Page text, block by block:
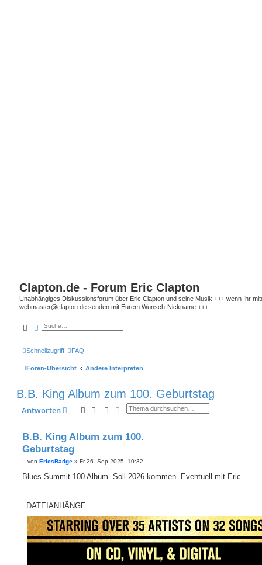
Clapton.de - Forum Eric Clapton
Unabhängiges Diskussionsforum über Eric Clapton und seine Musik +++ wenn Ihr
webmaster@clapton.de senden mit Eurem Wunsch-Nickname +++
SucheErweiterte Suche
Schnellzugriff FAQ
Foren-Übersicht Andere Interpreten
B.B. King Album zum 100. Geburtstag
Antworten SucheErweiterte Suche
B.B. King Album zum 100.
Geburtstag
B
i
g
von EricsBadge » Fr 26. Sep 2025, 10:32
Blues Summit 100 Album. Soll 2026 kommen. Eventuell mit Eric.
DATEIANHÄNGE